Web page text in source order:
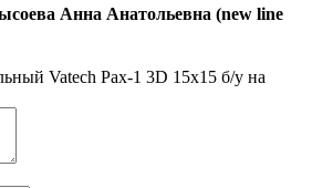
Анна Анатольевна (new line
Vatech Paх-1 3D 15x15 б/у на